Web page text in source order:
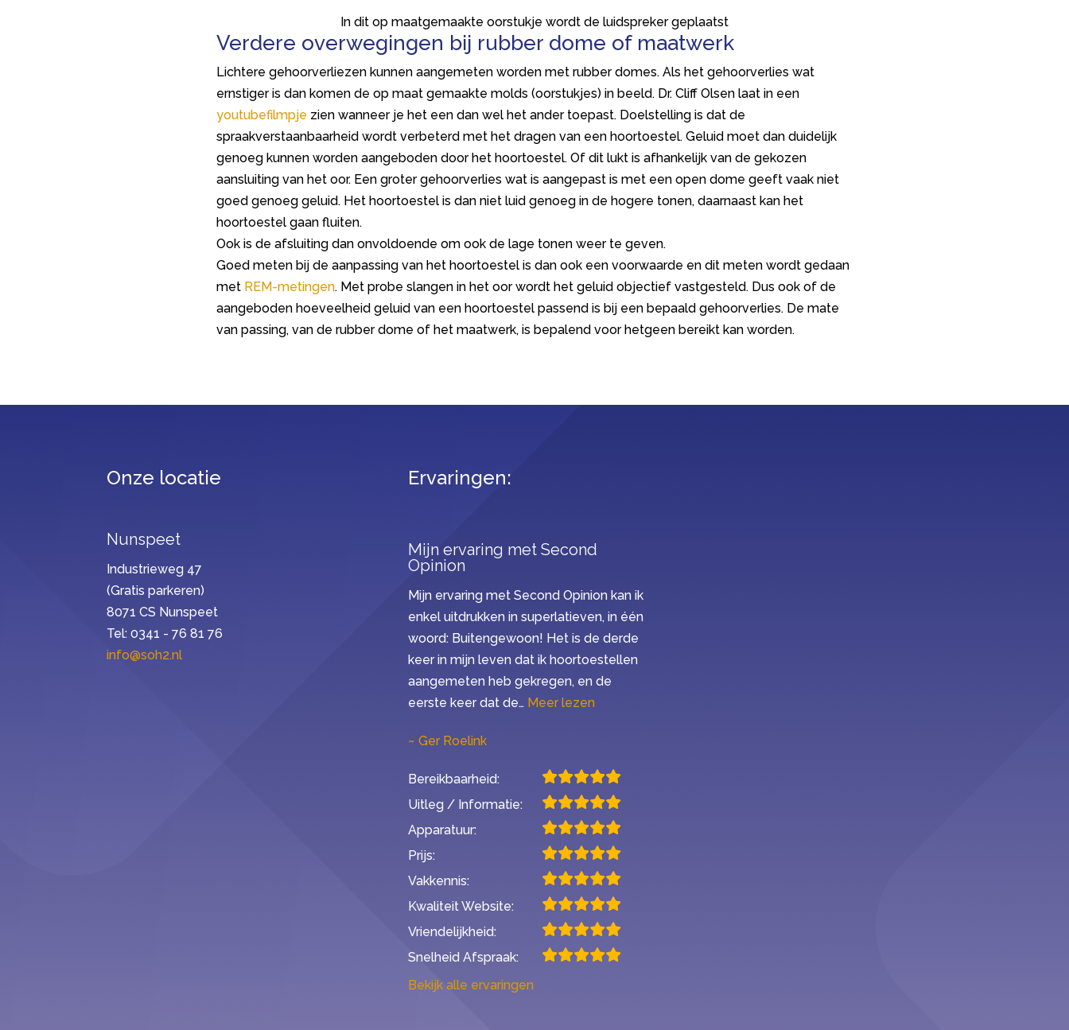
In dit op maatgemaakte oorstukje wordt de luidspreker geplaatst
Verdere overwegingen bij rubber dome of maatwerk
Lichtere gehoorverliezen kunnen aangemeten worden met rubber domes. Als het gehoorverlies wat
ernstiger is dan komen de op maat gemaakte molds (oorstukjes) in beeld. Dr. Cliff Olsen laat in een
youtubefilmpje zien wanneer je het een dan wel het ander toepast. Doelstelling is dat de
spraakverstaanbaarheid wordt verbeterd met het dragen van een hoortoestel. Geluid moet dan duidelijk
genoeg kunnen worden aangeboden door het hoortoestel. Of dit lukt is afhankelijk van de gekozen
aansluiting van het oor. Een groter gehoorverlies wat is aangepast is met een open dome geeft vaak niet
goed genoeg geluid. Het hoortoestel is dan niet luid genoeg in de hogere tonen, daarnaast kan het
hoortoestel gaan fluiten.
Ook is de afsluiting dan onvoldoende om ook de lage tonen weer te geven.
Goed meten bij de aanpassing van het hoortoestel is dan ook een voorwaarde en dit meten wordt gedaan
met REM-metingen. Met probe slangen in het oor wordt het geluid objectief vastgesteld. Dus ook of de
aangeboden hoeveelheid geluid van een hoortoestel passend is bij een bepaald gehoorverlies. De mate
van passing, van de rubber dome of het maatwerk, is bepalend voor hetgeen bereikt kan worden.
Onze locatie
Nunspeet
Industrieweg 47
(Gratis parkeren)
8071 CS Nunspeet
Tel: 0341 - 76 81 76
info@soh2.nl
Ervaringen:
Mijn ervaring met Second
Opinion
Mijn ervaring met Second Opinion kan ik
enkel uitdrukken in superlatieven, in één
woord: Buitengewoon! Het is de derde
keer in mijn leven dat ik hoortoestellen
aangemeten heb gekregen, en de
eerste keer dat de… Meer lezen“Mijn ervaring met Second Opinion”
Ger Roelink
Bereikbaarheid:
Uitleg / Informatie:
Apparatuur:
Prijs:
Vakkennis:
Kwaliteit Website:
Vriendelijkheid:
Snelheid Afspraak:
Bekijk alle ervaringen